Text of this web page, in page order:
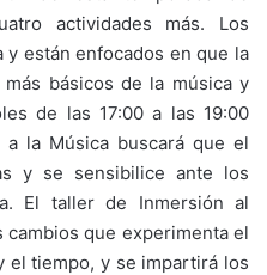
actividades más. Los
están enfocados en que la
básicos de la música y
de las 17:00 a las 19:00
la Música buscará que el
y se sensibilice ante los
El taller de Inmersión al
que experimenta el
el tiempo, y se impartirá los